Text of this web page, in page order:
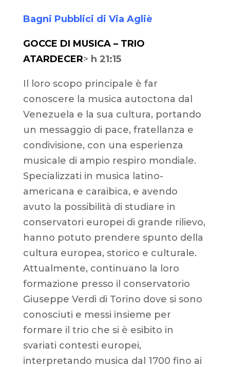
Bagni Pubblici di Via Agliè
GOCCE DI MUSICA – TRIO
ATARDECER> h 21:15
Il loro scopo principale è far
conoscere la musica autoctona dal
Venezuela e la sua cultura, portando
un messaggio di pace, fratellanza e
condivisione, con una esperienza
musicale di ampio respiro mondiale.
Specializzati in musica latino-
americana e caraibica, e avendo
avuto la possibilità di studiare in
conservatori europei di grande rilievo,
hanno potuto prendere spunto della
cultura europea, storico e culturale.
Attualmente, continuano la loro
formazione presso il conservatorio
Giuseppe Verdi di Torino dove si sono
conosciuti e messi insieme per
formare il trio che si è esibito in
svariati contesti europei,
interpretando musica dal 1700 fino ai